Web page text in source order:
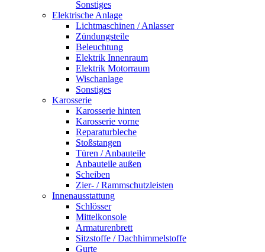
Sonstiges
Elektrische Anlage
Lichtmaschinen / Anlasser
Zündungsteile
Beleuchtung
Elektrik Innenraum
Elektrik Motorraum
Wischanlage
Sonstiges
Karosserie
Karosserie hinten
Karosserie vorne
Reparaturbleche
Stoßstangen
Türen / Anbauteile
Anbauteile außen
Scheiben
Zier- / Rammschutzleisten
Innenausstattung
Schlösser
Mittelkonsole
Armaturenbrett
Sitzstoffe / Dachhimmelstoffe
Gurte